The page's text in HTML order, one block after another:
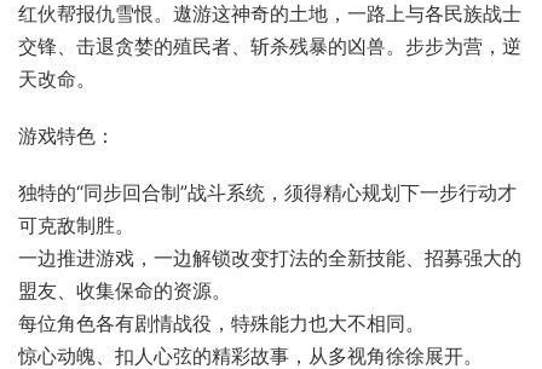
红伙帮报仇雪恨。遨游这神奇的土地，一路上与各民族战士
交锋、击退贪婪的殖民者、斩杀残暴的凶兽。步步为营，逆
天改命。
游戏特色：
独特的“同步回合制”战斗系统，须得精心规划下一步行动才
可克敌制胜。
一边推进游戏，一边解锁改变打法的全新技能、招募强大的
盟友、收集保命的资源。
每位角色各有剧情战役，特殊能力也大不相同。
惊心动魄、扣人心弦的精彩故事，从多视角徐徐展开。